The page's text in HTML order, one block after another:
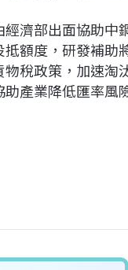
濟部出面協助中
額度，研發補助
稅政策，加速淘
產業降低匯率風